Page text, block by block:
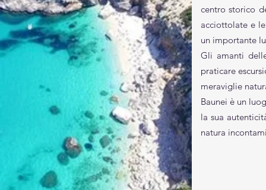
centro storico
acciottolate e
un importante
Gli amanti
praticare
meraviglie
Baunei è un
la sua
natura